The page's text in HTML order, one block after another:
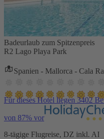
Badeurlaub zum Spitzenpreis
R2 Lago Playa Park
Spanien - Mallorca - Cala
Für dieses Hotel liegen 3402
von 87% vor
8-tägige Flugreise, DZ inkl. AI